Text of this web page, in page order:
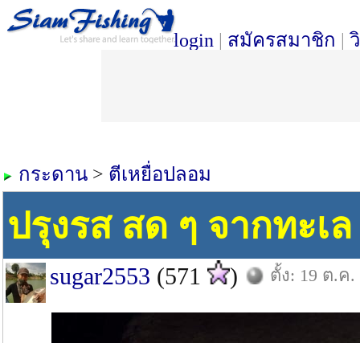
login | สมัครสมาชิก |
กระดาน > ตีเหยื่อปลอม
ปรุงรส สด ๆ จากทะเ
sugar2553 (571 ) ตั้ง: 19 ต.ค.